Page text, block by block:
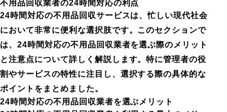
不用品回収業者の24時間対応の利点
24時間対応の不用品回収サービスは、忙しい現代社会
において非常に便利な選択肢です。このセクションで
は、24時間対応の不用品回収業者を選ぶ際のメリット
と注意点について詳しく解説します。特に管理者の役
割やサービスの特性に注目し、選択する際の具体的な
ポイントをまとめました。
24時間対応の不用品回収業者を選ぶメリット